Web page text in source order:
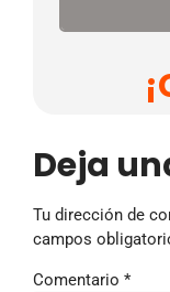
Deja
Tu dirección de
campos
Comentario *